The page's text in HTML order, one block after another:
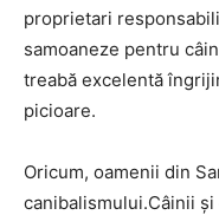
proprietari
samoaneze pentru
treabă excelentă
picioare.
Oricum, oamenii din
canibalismului.Câinii